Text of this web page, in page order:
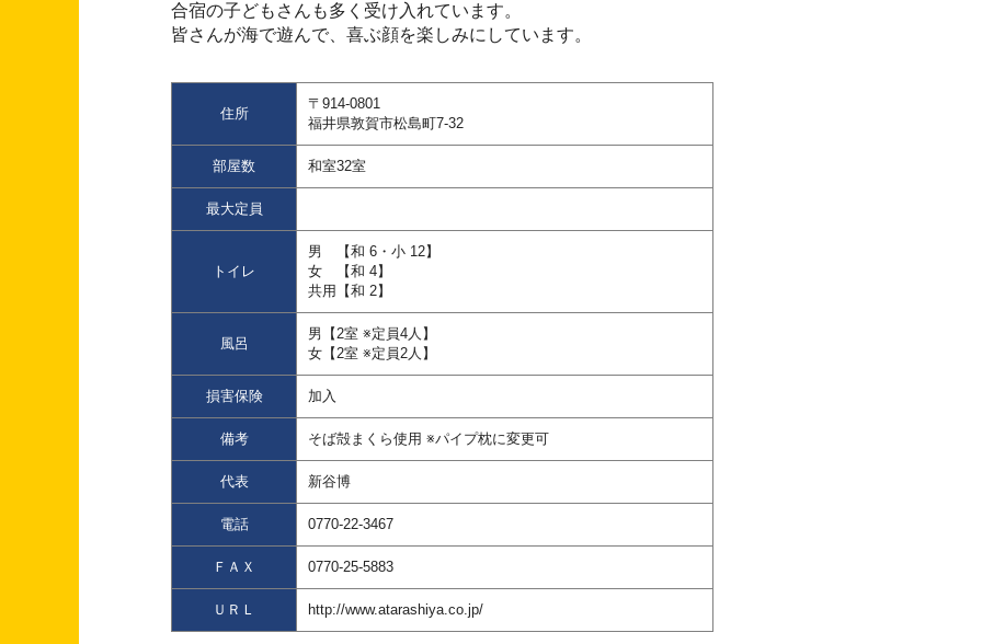
合宿の子どもさんも多く受け入れています。
皆さんが海で遊んで、喜ぶ顔を楽しみにしています。
住所
〒914-0801
福井県敦賀市松島町7-32
部屋数 和室32室
最大定員
トイレ
男 【和 6・小 12】
女 【和 4】
共用【和 2】
風呂
男【2室 ※定員4人】
女【2室 ※定員2人】
損害保険 加入
備考 そば殻まくら使用 ※パイプ枕に変更可
代表 新谷博
電話 0770-22-3467
ＦＡＸ 0770-25-5883
ＵＲＬ http://www.atarashiya.co.jp/